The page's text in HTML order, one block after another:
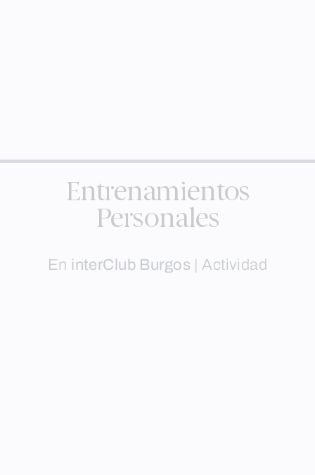
Entrenamientos
Personales
En interClub Burgos Actividad